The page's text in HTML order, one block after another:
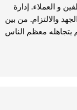
و العملاء. إدارة
والالتزام. من بين
يتجاهله معظم الناس